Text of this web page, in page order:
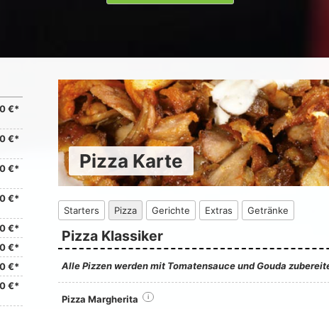
€*
€*
€*
€*
€*
€*
€*
€*
Pizza Karte
Starters Pizza Gerichte Extras Getränke
Pizza Klassiker
Alle Pizzen werden mit Tomatensauce und Gouda
Pizza Margherita i